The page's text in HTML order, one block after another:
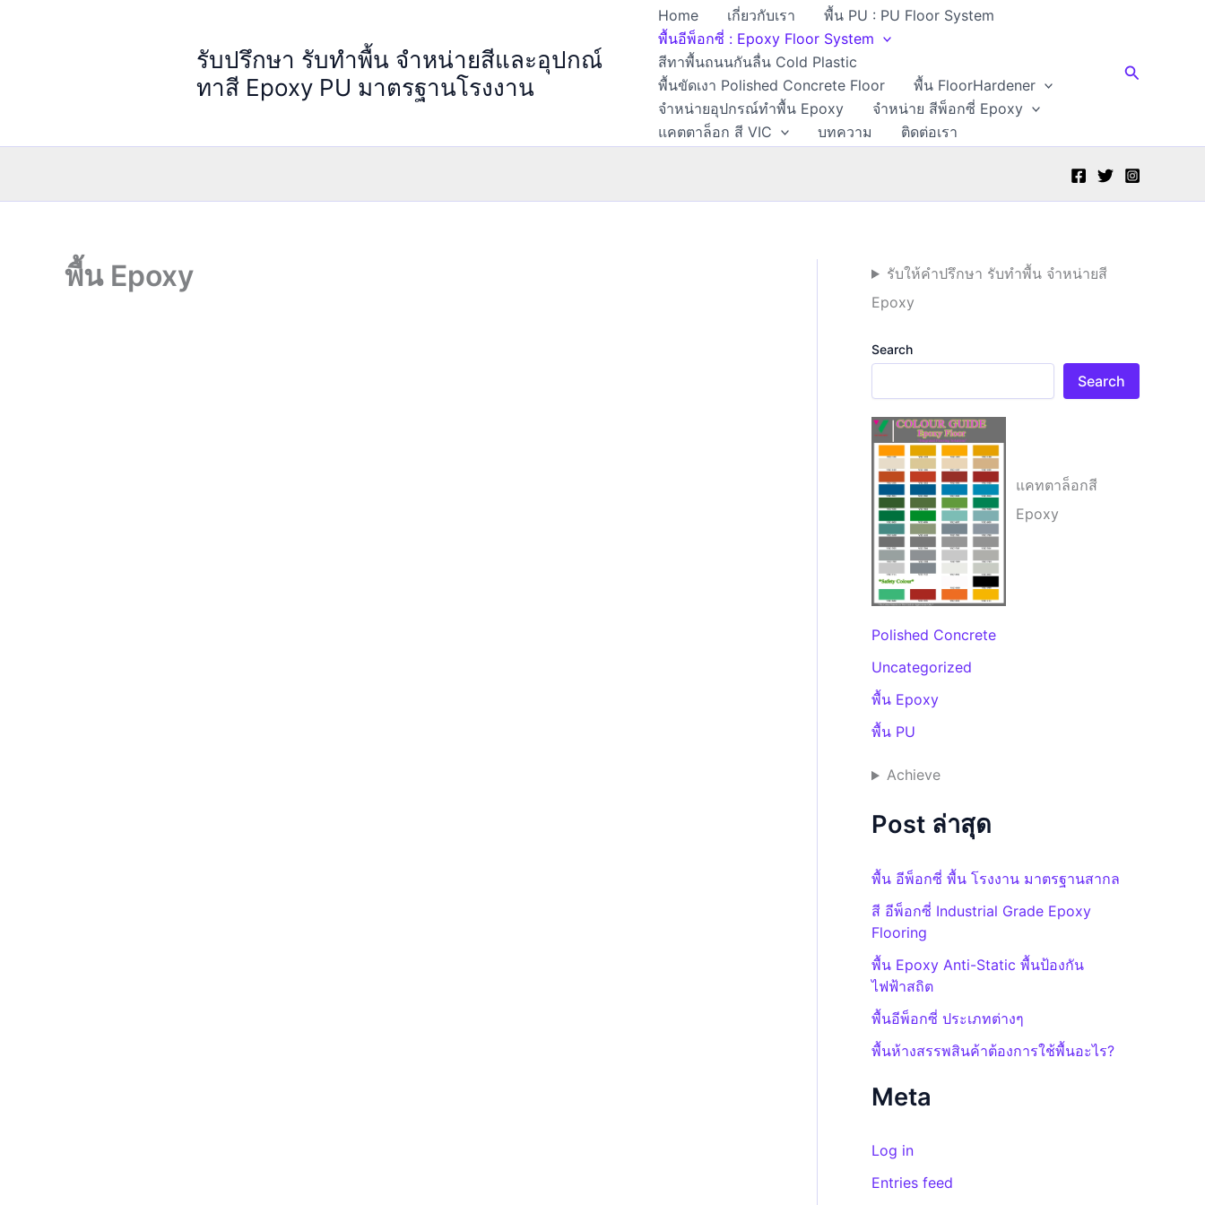
รับปรึกษา รับทำพื้น จำหน่ายสีและอุปกณ์
ทาสี Epoxy PU มาตรฐานโรงงาน
Home เกี่ยวกับเรา
พื้น PU : PU Floor System
พื้นอีพ็อกซี่ : Epoxy Floor System
สีทาพื้นถนนกันลื่น Cold Plastic
พื้นขัดเงา Polished Concrete Floor
พื้น FloorHardener
จำหน่ายอุปกรณ์ทำพื้น Epoxy
จำหน่าย สีพ็อกซี่ Epoxy
แคตตาล็อก สี VIC
บทความ ติดต่อเรา
Search
พื้น Epoxy
รับให้คำปรึกษา รับทำพื้น จำหน่ายสี
Epoxy
Search
Search
แคทตาล็อกสี
Epoxy
Polished Concrete
Uncategorized
พื้น Epoxy
พื้น PU
Achieve
Post ล่าสุด
พื้น อีพ็อกซี่ พื้น โรงงาน มาตรฐานสากล
สี อีพ็อกซี่ Industrial Grade Epoxy
Flooring
พื้น Epoxy Anti-Static พื้นป้องกัน
ไฟฟ้าสถิต
พื้นอีพ็อกซี่ ประเภทต่างๆ
พื้นห้างสรรพสินค้าต้องการใช้พื้นอะไร?
Meta
Log in
Entries feed